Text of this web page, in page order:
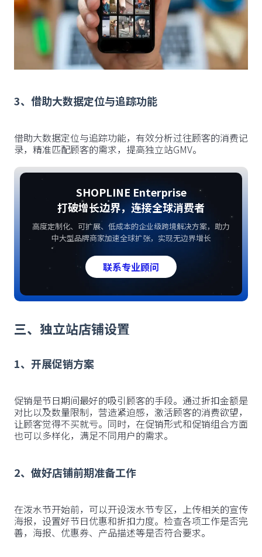
3、借助大数据定位与追踪功能
借助大数据定位与追踪功能，有效分析过往顾客的消费记
录，精准匹配顾客的需求，提高独立站GMV。
SHOPLINE Enterprise
打破增长边界，连接全球消费者
高度定制化、可扩展、低成本的企业级跨境解决方案，助力
中大型品牌商家加速全球扩张，实现无边界增长
联系专业顾问
三、独立站店铺设置
1、开展促销方案
促销是节日期间最好的吸引顾客的手段。通过折扣金额是
对比以及数量限制，营造紧迫感，激活顾客的消费欲望，
让顾客觉得不买就亏。同时，在促销形式和促销组合方面
也可以多样化，满足不同用户的需求。
2、做好店铺前期准备工作
在泼水节开始前，可以开设泼水节专区，上传相关的宣传
海报，设置好节日优惠和折扣力度。检查各项工作是否完
善，海报、优惠券、产品描述等是否符合要求。